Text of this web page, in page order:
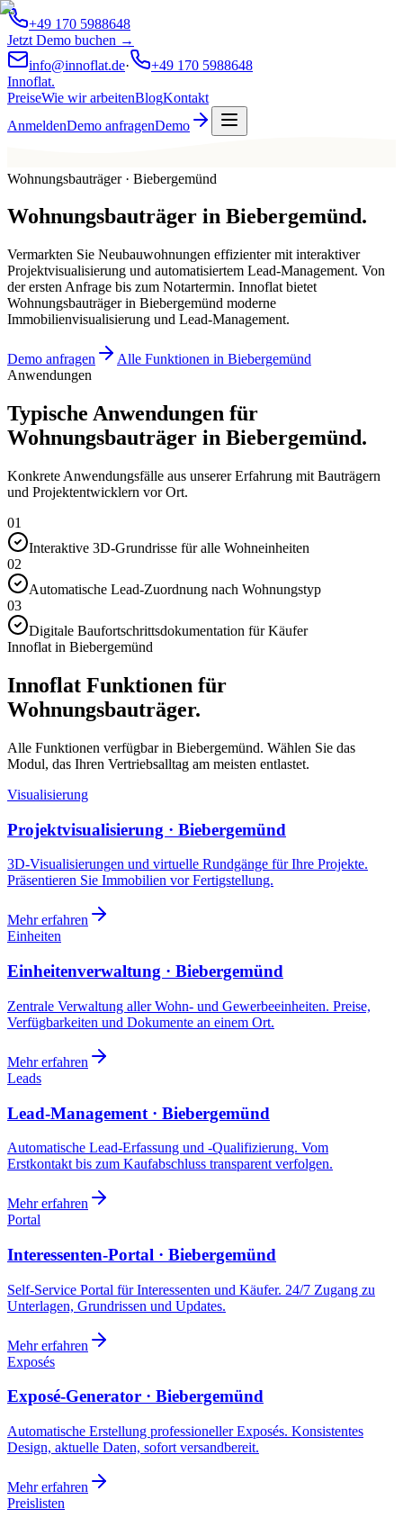
+49 170 5988648
Jetzt Demo buchen →
info@innoflat.de·
+49 170 5988648
Innoflat.
PreiseWie wir arbeitenBlogKontakt
AnmeldenDemo anfragenDemo
Wohnungsbauträger · Biebergemünd
Wohnungsbauträger in Biebergemünd.
Vermarkten Sie Neubauwohnungen effizienter mit interaktiver
Projektvisualisierung und automatisiertem Lead-Management. Von
der ersten Anfrage bis zum Notartermin. Innoflat bietet
Wohnungsbauträger in Biebergemünd moderne
Immobilienvisualisierung und Lead-Management.
Demo anfragen
Alle Funktionen in Biebergemünd
Anwendungen
Typische Anwendungen für
Wohnungsbauträger in Biebergemünd.
Konkrete Anwendungsfälle aus unserer Erfahrung mit Bauträgern
und Projektentwicklern vor Ort.
01
Interaktive 3D-Grundrisse für alle Wohneinheiten
02
Automatische Lead-Zuordnung nach Wohnungstyp
03
Digitale Baufortschrittsdokumentation für Käufer
Innoflat in Biebergemünd
Innoflat Funktionen für
Wohnungsbauträger.
Alle Funktionen verfügbar in Biebergemünd. Wählen Sie das
Modul, das Ihren Vertriebsalltag am meisten entlastet.
Visualisierung
Projektvisualisierung · Biebergemünd
3D-Visualisierungen und virtuelle Rundgänge für Ihre Projekte.
Präsentieren Sie Immobilien vor Fertigstellung.
Mehr erfahren
Einheiten
Einheitenverwaltung · Biebergemünd
Zentrale Verwaltung aller Wohn- und Gewerbeeinheiten. Preise,
Verfügbarkeiten und Dokumente an einem Ort.
Mehr erfahren
Leads
Lead-Management · Biebergemünd
Automatische Lead-Erfassung und -Qualifizierung. Vom
Erstkontakt bis zum Kaufabschluss transparent verfolgen.
Mehr erfahren
Portal
Interessenten-Portal · Biebergemünd
Self-Service Portal für Interessenten und Käufer. 24/7 Zugang zu
Unterlagen, Grundrissen und Updates.
Mehr erfahren
Exposés
Exposé-Generator · Biebergemünd
Automatische Erstellung professioneller Exposés. Konsistentes
Design, aktuelle Daten, sofort versandbereit.
Mehr erfahren
Preislisten